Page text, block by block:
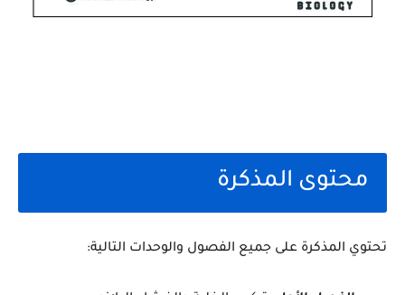
محتوى المذكرة
تحتوي المذكرة على جميع الفصول والوحدات التالية: